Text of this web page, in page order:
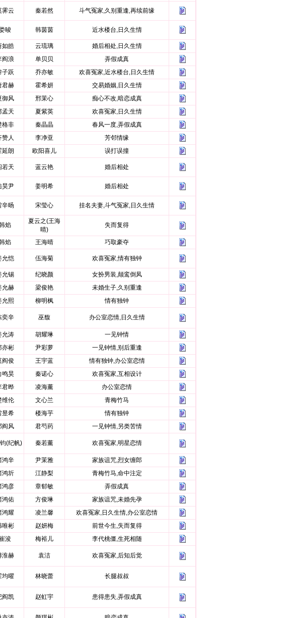
霁云 秦若然 斗气冤家,久别重逢,再续前缘
晙 韩茵茵 近水楼台,日久生情
如皓 云琉璃
婚后相处,日久生情
阎浪 单贝贝
弄假成真
子跃 乔亦敏
欢喜冤家,近水楼台,日久生情
君赫 霍希妍
交易婚姻,日久生情
御风 邢茉心
痴心不改,暗恋成真
孟天 夏紫英
欢喜冤家,日久生情
格非 秦晶晶
春风一度,弄假成真
赞人 李净亚
芳邻情缘
延朗 欧阳喜儿 误打误撞
若天 蓝云艳 婚后相处
昊尹 姜明希 婚后相处
辛旸 宋莹心 挂名夫妻,斗气冤家,日久生情
焰
夏云之(王海
晴)
失而复得
焰 王海晴 巧取豪夺
允恺 伍海菊 欢喜冤家,情有独钟
允锡 纪晓颜
女扮男装,颠鸾倒凤
允赫 梁俊艳
未婚生子,久别重逢
允熙 柳明枫 情有独钟
奕辛 巫馥 办公室恋情,日久生情
允涛 胡耀琳
一见钟情
亦彬 尹彩萝
一见钟情,别后重逢
阎俊 王宇蓝
情有独钟,办公室恋情
鸣昊 秦诺心
欢喜冤家,互相设计
君晔 凌海薰
办公室恋情
维伦 文心兰
青梅竹马
昱希 楼海芋
情有独钟
阎风 君芍药 一见钟情,另类苦情
(纪帆) 秦若薰 欢喜冤家,明星恋情
鸿辛 尹茉雅
家族诅咒,烈女缠郎
鸿圻 江静梨
青梅竹马,命中注定
鸿彦 章郁敏
弄假成真
鸿佑 方俊琳
家族诅咒,未婚先孕
鸿耀 凌兰馨
欢喜冤家,日久生情,办公室恋情
唯彬 赵妍梅
前世今生,失而复得
浚 梅裕儿 李代桃僵,生死相随
淮赫 袁洁 欢喜冤家,后知后觉
均曜 林晓蕾 长腿叔叔
阎凯 赵虹宇 患得患失,弄假成真